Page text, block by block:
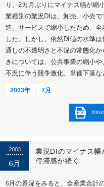
り、2カ月ぶりにマイナス幅が縮
業種別の業況DIは、卸売、小売
造、サービスで縮小したため、
した。しかし、依然DI値の水準
通しの不透明さと不況の常態化
きについては、公共事業の縮小
不況に伴う競争激化、単価下落な
2003年 7月
2003
2003
6月
業況DIのマイナス幅
停滞感が続く
6月の景況をみると、全産業合計